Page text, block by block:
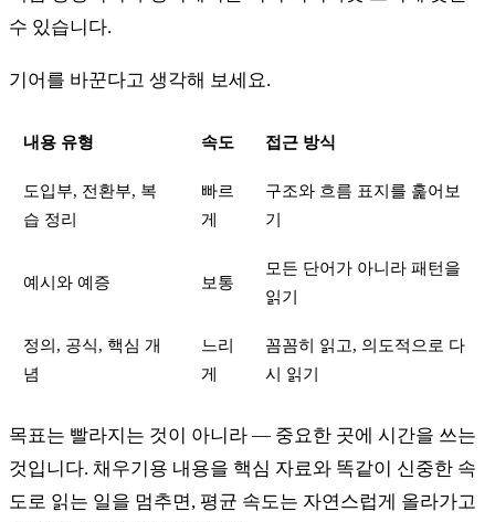
수 있습니다.
기어를 바꾼다고 생각해 보세요.
내용 유형 속도 접근 방식
도입부, 전환부, 복
습 정리
빠르
게
구조와 흐름 표지를 훑어보
기
예시와 예증 보통
모든 단어가 아니라 패턴을
읽기
정의, 공식, 핵심 개
념
느리
게
꼼꼼히 읽고, 의도적으로 다
시 읽기
목표는 빨라지는 것이 아니라 — 중요한 곳에 시간을 쓰는
것입니다. 채우기용 내용을 핵심 자료와 똑같이 신중한 속
도로 읽는 일을 멈추면, 평균 속도는 자연스럽게 올라가고